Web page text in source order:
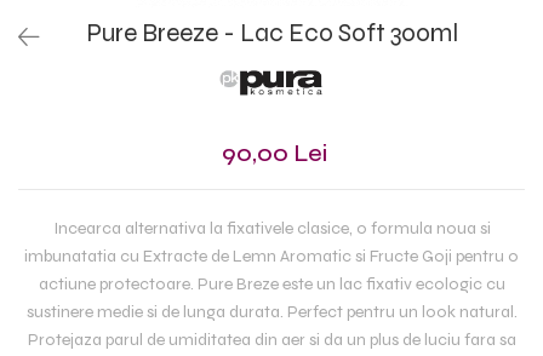
Pure Breeze - Lac Eco Soft 300ml
90,00 Lei
Incearca alternativa la fixativele clasice, o formula noua si
imbunatatia cu Extracte de Lemn Aromatic si Fructe Goji pentru o
actiune protectoare. Pure Breze este un lac fixativ ecologic cu
sustinere medie si de lunga durata. Perfect pentru un look natural.
Protejaza parul de umiditatea din aer si da un plus de luciu fara sa